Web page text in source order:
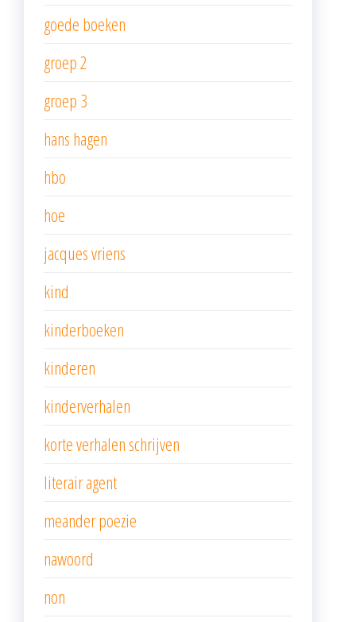
goede boeken
groep 2
groep 3
hans hagen
hbo
hoe
jacques vriens
kind
kinderboeken
kinderen
kinderverhalen
korte verhalen schrijven
literair agent
meander poezie
nawoord
non